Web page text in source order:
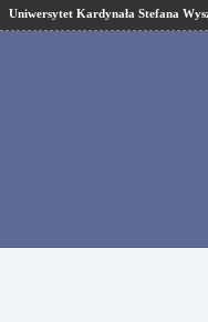
Uniwersytet Kardynała Stefana